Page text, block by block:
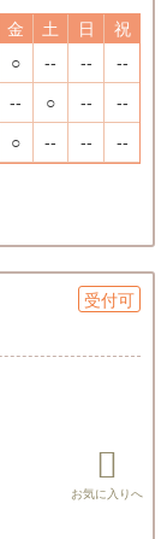
金 土 日
祝
○ -- -- --
-- ○ -- --
○ -- -- --
受付可